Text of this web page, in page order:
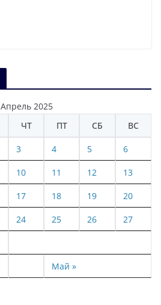
Апрель 2025
ЧТ ПТ СБ ВС
Май »
3 4 5 6
10 11 12 13
17 18 19 20
24 25 26 27